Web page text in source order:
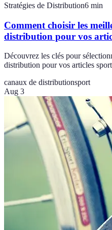
Stratégies de Distribution6 min
Comment choisir les
distribution pour vos
Découvrez les clés pour
distribution pour vos articles
canaux de distributionsport
Aug 3